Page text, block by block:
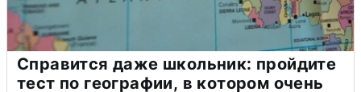
Справится даже школьник: пройдите
тест по географии, в котором очень